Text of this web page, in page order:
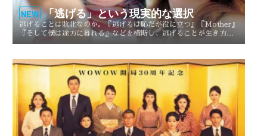
NEW 「逃げる」という現実的な選択
逃げることは敗北なのか。『逃げるは恥だが役に立つ』『Mother』
『そして僕は途方に暮れる』などを横断し、逃げることが生き方や